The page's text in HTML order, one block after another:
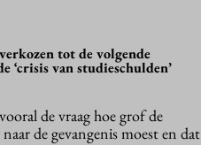
tot de volgende
‘crisis van studieschulden’
de vraag hoe grof de
de gevangenis moest en dat